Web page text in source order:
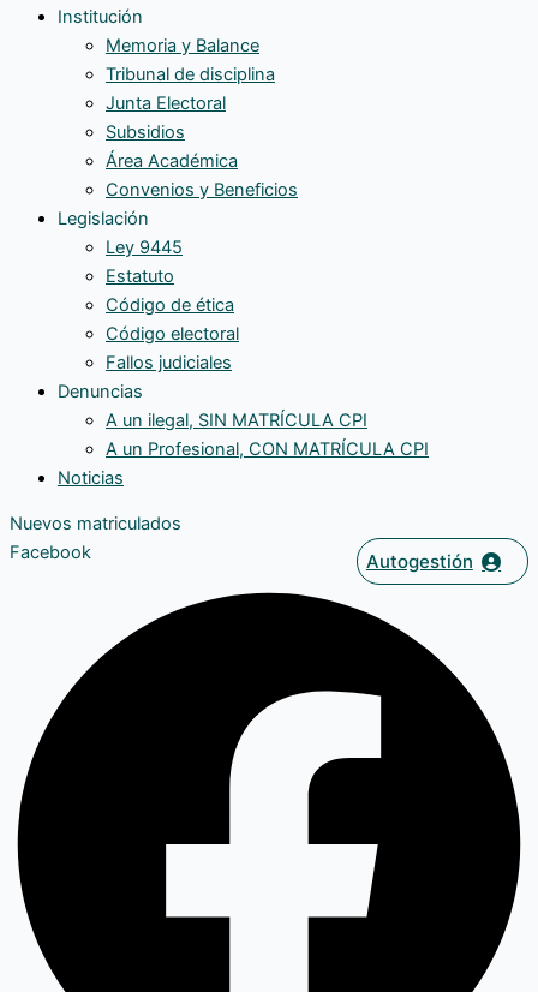
Institución
Memoria y Balance
Tribunal de disciplina
Junta Electoral
Subsidios
Área Académica
Convenios y Beneficios
Legislación
Ley 9445
Estatuto
Código de ética
Código electoral
Fallos judiciales
Denuncias
A un ilegal, SIN MATRÍCULA CPI
A un Profesional, CON MATRÍCULA CPI
Noticias
Nuevos matriculados
Autogestión
Facebook